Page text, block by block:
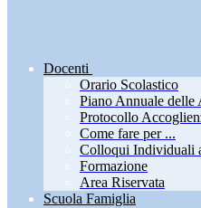
Docenti
Orario Scolastico
Piano Annuale
Protocollo
Come fare per ...
Colloqui Individuali
Formazione
Area Riservata
Scuola Famiglia